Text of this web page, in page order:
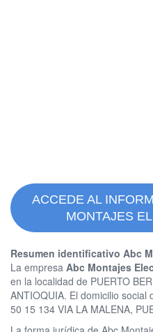
ACCEDE AL
MONTAJES
Resumen identificativo Abc
La empresa Abc Montajes
en la localidad de PUERTO
ANTIOQUIA. El domicilio social
50 15 134 VIA LA MALENA,